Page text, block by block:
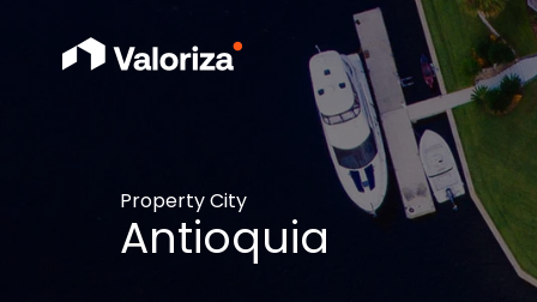
Property City
Antioquia